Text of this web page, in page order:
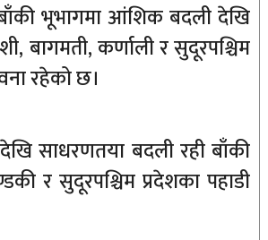
भूभागमा आंशिक बदली देखि
बागमती, कर्णाली र सुदूरपश्चिम
रहेको छ।
साधरणतया बदली रही बाँकी
र सुदूरपश्चिम प्रदेशका पहाडी